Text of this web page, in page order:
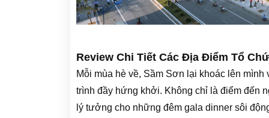
Review Chi Tiết Các Địa Điểm Tổ
Mỗi mùa hè về, Sầm Sơn lại khoác lên
trình đầy hứng khởi. Không chỉ là điểm đến
lý tưởng cho những đêm gala dinner sôi